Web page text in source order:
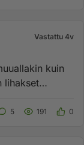
Vastattu 4v
kuin
lihakset
5 191 0